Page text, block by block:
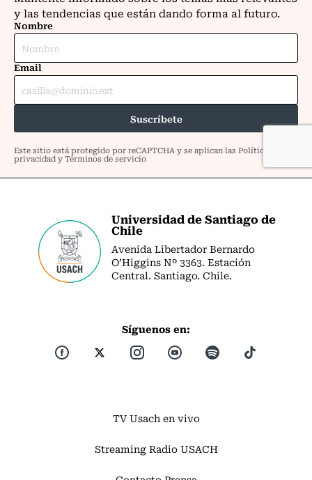
Universidad de Santiago de
Chile
Avenida Libertador Bernardo
O’Higgins Nº 3363. Estación
Central. Santiago. Chile.
Síguenos en:
TV Usach en vivo
Streaming Radio USACH